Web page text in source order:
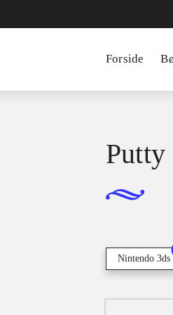
Forside
Putty
Nintendo 3ds